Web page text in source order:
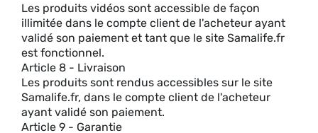
Les produits vidéos sont accessible de façon
illimitée dans le compte client de l'acheteur ayant
validé son paiement et tant que le site Samalife.fr
est fonctionnel.
Article 8 - Livraison
Les produits sont rendus accessibles sur le site
Samalife.fr, dans le compte client de l'acheteur
ayant validé son paiement.
Article 9 - Garantie